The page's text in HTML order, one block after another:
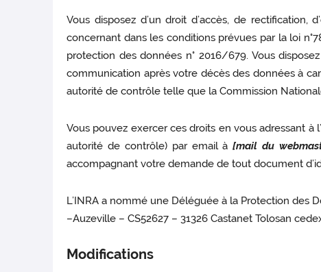
Vous disposez d’un droit d’accès, de
concernant dans les conditions prévues par la loi
protection des données n° 2016/679. Vous
communication après votre décès des données à
autorité de contrôle telle que la Commission
Vous pouvez exercer ces droits en vous adressant
autorité de contrôle) par email à[mail du
accompagnant votre demande de tout document
L’INRA a nommé une Déléguée à la Protection des
–Auzeville – CS52627 – 31326 Castanet Tolosan
Modifications